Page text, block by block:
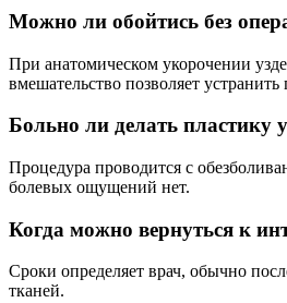
Можно ли обойтись без
При анатомическом укорочении
вмешательство позволяет
Больно ли делать пластику
Процедура проводится с
болевых ощущений нет.
Когда можно вернуться к
Сроки определяет врач, обычно
тканей.